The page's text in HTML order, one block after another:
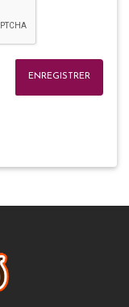
ENREGISTRER